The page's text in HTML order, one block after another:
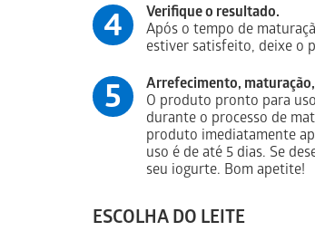
4
Verifique o resultado.
Após o tempo de
estiver satisfeito, deixe o
5
Arrefecimento,
O produto pronto para
durante o processo de
produto imediatamente
uso é de até 5 dias. Se
seu iogurte. Bom apetite!
ESCOLHA DO LEITE